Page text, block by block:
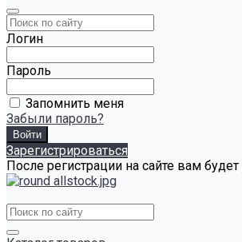
Логин
Пароль
Запомнить меня
Забыли пароль?
Зарегистрироваться
После регистрации на сайте вам